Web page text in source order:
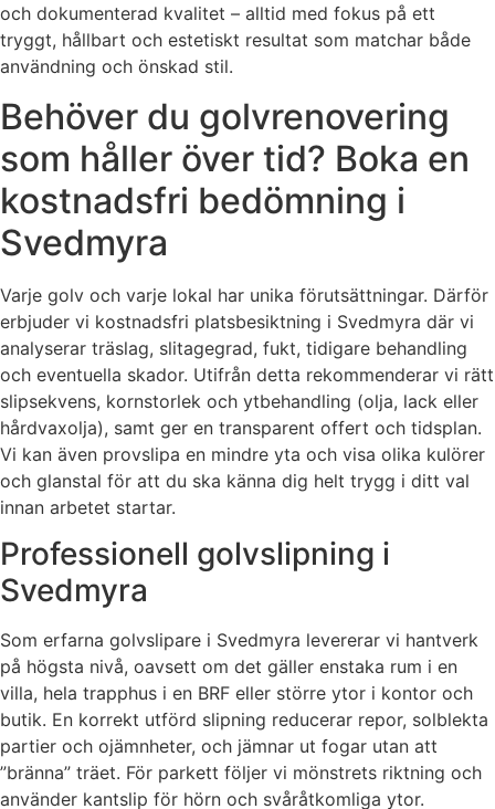
och dokumenterad kvalitet – alltid med fokus på ett
tryggt, hållbart och estetiskt resultat som matchar både
användning och önskad stil.
Behöver du golvrenovering
som håller över tid? Boka en
kostnadsfri bedömning i
Svedmyra
Varje golv och varje lokal har unika förutsättningar. Därför
erbjuder vi kostnadsfri platsbesiktning i Svedmyra där vi
analyserar träslag, slitagegrad, fukt, tidigare behandling
och eventuella skador. Utifrån detta rekommenderar vi rätt
slipsekvens, kornstorlek och ytbehandling (olja, lack eller
hårdvaxolja), samt ger en transparent offert och tidsplan.
Vi kan även provslipa en mindre yta och visa olika kulörer
och glanstal för att du ska känna dig helt trygg i ditt val
innan arbetet startar.
Professionell golvslipning i
Svedmyra
Som erfarna golvslipare i Svedmyra levererar vi hantverk
på högsta nivå, oavsett om det gäller enstaka rum i en
villa, hela trapphus i en BRF eller större ytor i kontor och
butik. En korrekt utförd slipning reducerar repor, solblekta
partier och ojämnheter, och jämnar ut fogar utan att
”bränna” träet. För parkett följer vi mönstrets riktning och
använder kantslip för hörn och svåråtkomliga ytor.